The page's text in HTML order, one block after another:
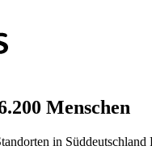
Menschen
in